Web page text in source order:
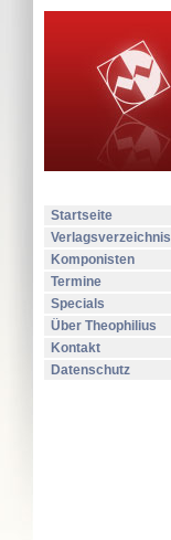
Startseite
Verlagsverzeichnis
Komponisten
Termine
Specials
Über Theophilius
Kontakt
Datenschutz